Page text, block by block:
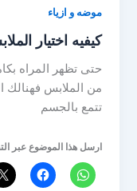
موضه و ازياء
كيفيه اختيار
حتى تظهر المراه
من الملابس فهنالك
تتمع بالجسم
ارسل هذا الموضوع عبر